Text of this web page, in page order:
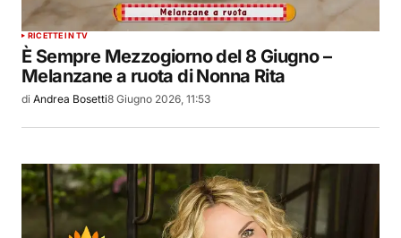
RICETTE IN TV
È Sempre Mezzogiorno del 8 Giugno –
Melanzane a ruota di Nonna Rita
di Andrea Bosetti8 Giugno 2026, 11:53